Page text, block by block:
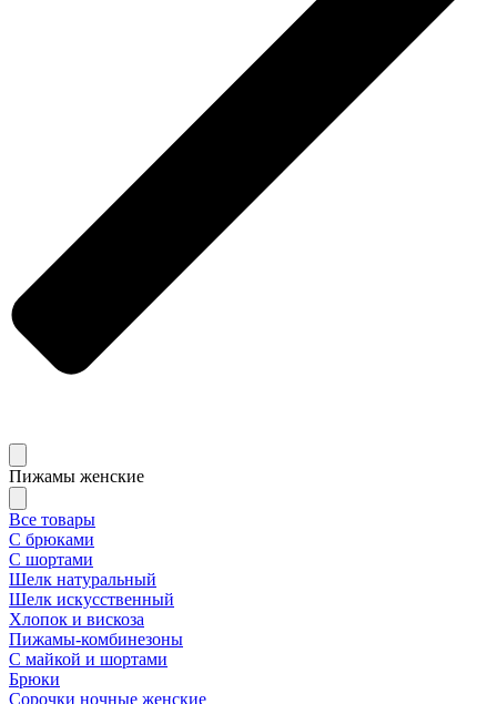
Пижамы женские
Все товары
С брюками
С шортами
Шелк натуральный
Шелк искусственный
Хлопок и вискоза
Пижамы-комбинезоны
С майкой и шортами
Брюки
Сорочки ночные женские